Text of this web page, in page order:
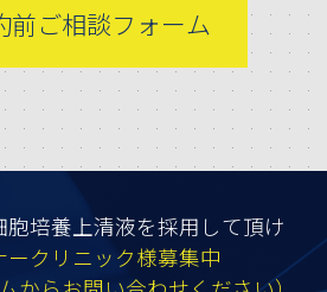
アドレ
番号、住
前ご相談フォーム
胞培養上清液を採用して頂け
ークリニック様募集中